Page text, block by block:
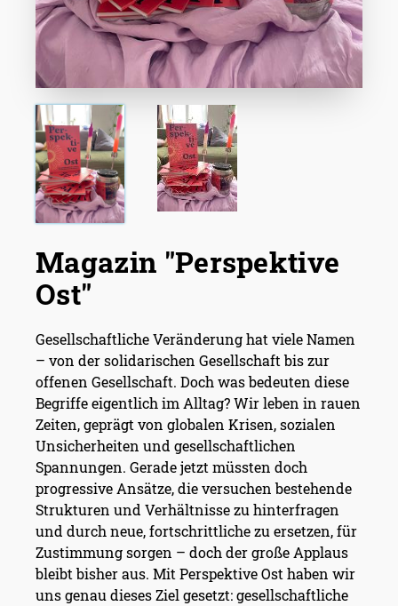
Magazin "Perspektive
Ost"
Gesellschaftliche Veränderung hat viele Namen
– von der solidarischen Gesellschaft bis zur
offenen Gesellschaft. Doch was bedeuten diese
Begriffe eigentlich im Alltag? Wir leben in rauen
Zeiten, geprägt von globalen Krisen, sozialen
Unsicherheiten und gesellschaftlichen
Spannungen. Gerade jetzt müssten doch
progressive Ansätze, die versuchen bestehende
Strukturen und Verhältnisse zu hinterfragen
und durch neue, fortschrittliche zu ersetzen, für
Zustimmung sorgen – doch der große Applaus
bleibt bisher aus. Mit Perspektive Ost haben wir
uns genau dieses Ziel gesetzt: gesellschaftliche